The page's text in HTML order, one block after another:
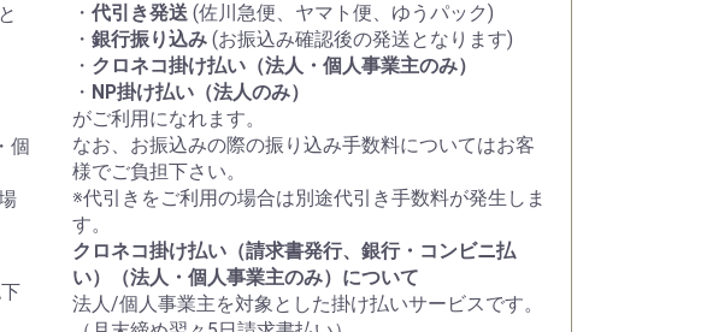
個
・ 代引き発送(佐川急便、ヤマト便、ゆうパック)
・ 銀行振り込み(お振込み確認後の発送となります)
・ クロネコ掛け払い（法人・個人事業主のみ）
・ NP掛け払い（法人のみ）
がご利用になれます。
なお、お振込みの際の振り込み手数料についてはお客
様でご負担下さい。
※代引きをご利用の場合は別途代引き手数料が発生しま
す。
クロネコ掛け払い（請求書発行、銀行・コンビニ払
い）（法人・個人事業主のみ）について
法人/個人事業主を対象とした掛け払いサービスです。